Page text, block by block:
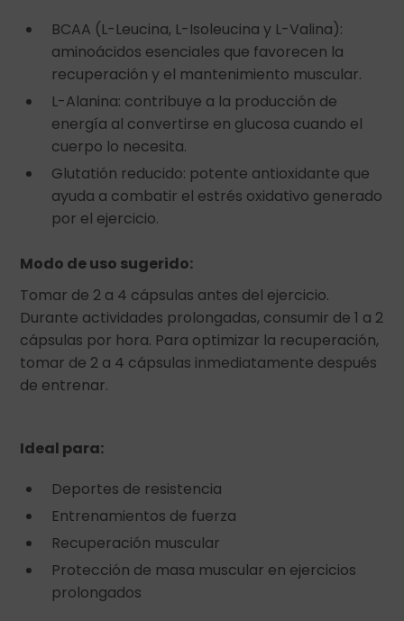
BCAA (L-Leucina, L-Isoleucina y L-Valina):
aminoácidos esenciales que favorecen la
recuperación y el mantenimiento muscular.
L-Alanina: contribuye a la producción de
energía al convertirse en glucosa cuando el
cuerpo lo necesita.
Glutatión reducido: potente antioxidante que
ayuda a combatir el estrés oxidativo generado
por el ejercicio.
Modo de uso sugerido:
Tomar de 2 a 4 cápsulas antes del ejercicio.
Durante actividades prolongadas, consumir de 1 a 2
cápsulas por hora. Para optimizar la recuperación,
tomar de 2 a 4 cápsulas inmediatamente después
de entrenar.
Ideal para:
Deportes de resistencia
Entrenamientos de fuerza
Recuperación muscular
Protección de masa muscular en ejercicios
prolongados